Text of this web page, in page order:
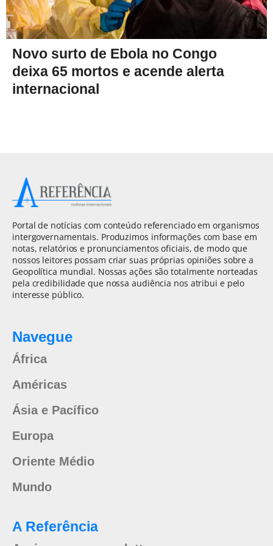
Novo surto de Ebola no Congo
deixa 65 mortos e acende alerta
internacional
Portal de notícias com conteúdo referenciado em organismos
intergovernamentais. Produzimos informações com base em
notas, relatórios e pronunciamentos oficiais, de modo que
nossos leitores possam criar suas próprias opiniões sobre a
Geopolítica mundial. Nossas ações são totalmente norteadas
pela credibilidade que nossa audiência nos atribui e pelo
interesse público.
Navegue
África
Américas
Ásia e Pacífico
Europa
Oriente Médio
Mundo
A Referência